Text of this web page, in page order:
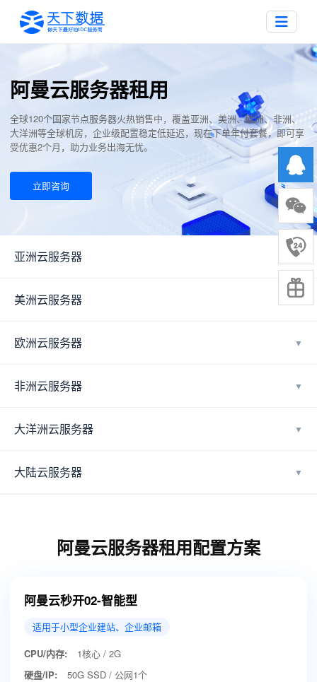
阿曼云服务器租用
全球120个国家节点服务器火热销售中，覆盖亚洲、美洲、欧洲、非洲、
大洋洲等全球机房，企业级配置稳定低延迟，现在下单年付套餐，即可享
受优惠2个月，助力业务出海无忧。
立即咨询
亚洲云服务器 ▼
美洲云服务器 ▼
欧洲云服务器 ▼
非洲云服务器 ▼
大洋洲云服务器 ▼
大陆云服务器 ▼
阿曼云服务器租用配置方案
阿曼云秒开02-智能型
适用于小型企业建站、企业邮箱
CPU/内存:
1核心 / 2G
硬盘/IP:
50G SSD / 公网1个